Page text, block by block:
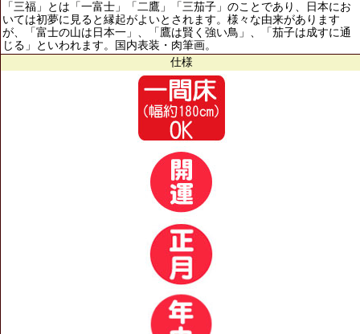
「三福」とは「一富士」「二鷹」「三茄子」のことであり、日本にお
いては初夢に見ると縁起がよいとされます。様々な由来があります
が、「富士の山は日本一」、「鷹は賢く強い鳥」、「茄子は成すに通
じる」といわれます。国内表装・肉筆画。
仕様